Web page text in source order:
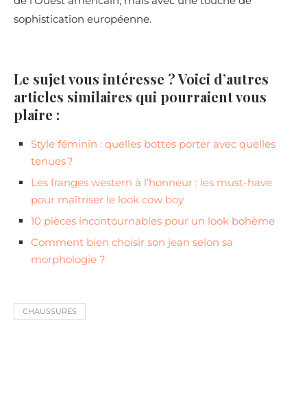
sophistication européenne.
Le sujet vous intéresse ? Voici d’autres
articles similaires qui pourraient vous
plaire :
Style féminin : quelles bottes porter avec quelles
tenues ?
Les franges western à l’honneur : les must-have
pour maîtriser le look cow boy
10 pièces incontournables pour un look bohème
Comment bien choisir son jean selon sa
morphologie ?
CHAUSSURES